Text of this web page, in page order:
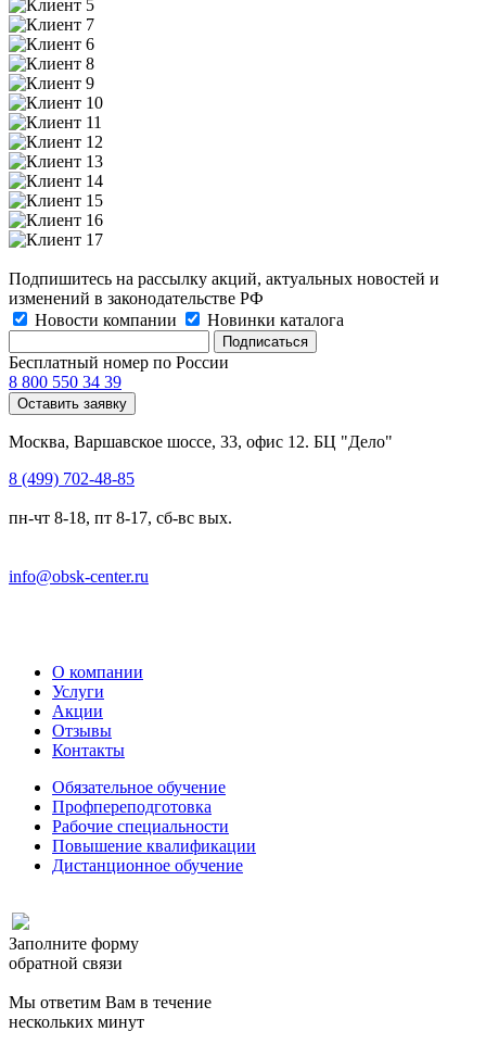
Подпишитесь на рассылку акций, актуальных новостей и
изменений в законодательстве РФ
Новости компании
Новинки каталога
Бесплатный номер по России
8 800 550 34 39
Оставить заявку
Москва, Варшавское шоссе, 33, офис 12. БЦ "Дело"
8 (499) 702-48-85
пн-чт 8-18, пт 8-17, сб-вс вых.
info@obsk-center.ru
О компании
Услуги
Акции
Отзывы
Контакты
Обязательное обучение
Профпереподготовка
Рабочие специальности
Повышение квалификации
Дистанционное обучение
Заполните форму
обратной связи
Мы ответим Вам в течение
нескольких минут